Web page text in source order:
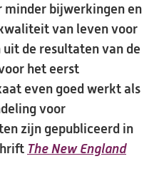
bijwerkingen en
van leven voor
de resultaten van de
het eerst
even goed werkt als
voor
zijn gepubliceerd in
The New England